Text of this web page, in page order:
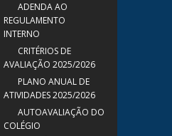
ADENDA AO
REGULAMENTO
INTERNO
CRITÉRIOS DE
AVALIAÇÃO 2025/2026
PLANO ANUAL DE
ATIVIDADES 2025/2026
AUTOAVALIAÇÃO DO
COLÉGIO